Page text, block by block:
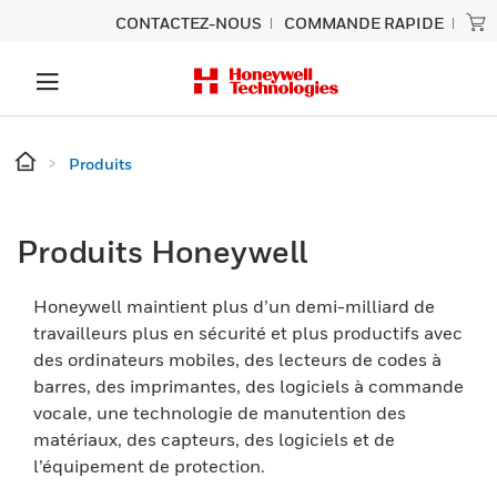
CONTACTEZ-NOUS COMMANDE RAPIDE
Produits
Produits Honeywell
Honeywell maintient plus d’un demi-milliard de
travailleurs plus en sécurité et plus productifs avec
des ordinateurs mobiles, des lecteurs de codes à
barres, des imprimantes, des logiciels à commande
vocale, une technologie de manutention des
matériaux, des capteurs, des logiciels et de
l’équipement de protection.